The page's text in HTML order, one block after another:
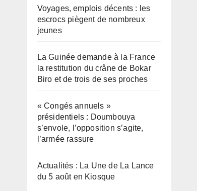
Voyages, emplois décents : les
escrocs piègent de nombreux
jeunes
La Guinée demande à la France
la restitution du crâne de Bokar
Biro et de trois de ses proches
« Congés annuels »
présidentiels : Doumbouya
s’envole, l’opposition s’agite,
l’armée rassure
Actualités : La Une de La Lance
du 5 août en Kiosque